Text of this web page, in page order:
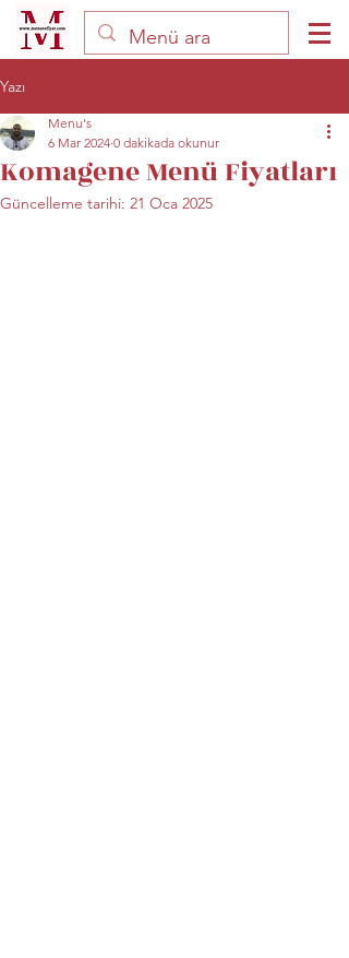
Yazı
Komagene Menü Fiyatları
Menu's
6 Mar 2024 0 dakikada okunur
Güncelleme tarihi: 21 Oca 2025